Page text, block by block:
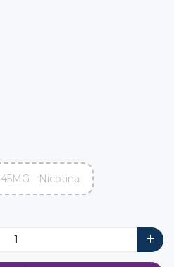
45MG - Nicotina